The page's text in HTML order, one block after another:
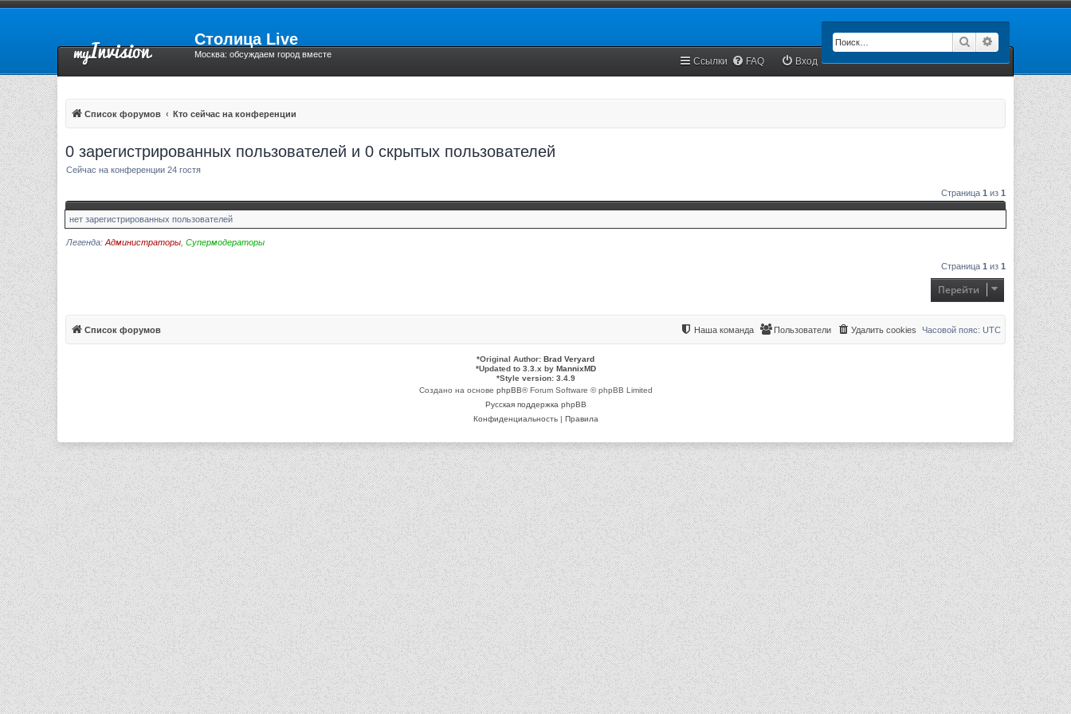
Столица Live
Москва: обсуждаем город вместе
Поиск
Ссылки FAQ Вход
Список форумов Кто сейчас на конференции
0 зарегистрированных пользователей и 0 скрытых пользователей
Сейчас на конференции 24 гостя
Страница 1 из 1
нет зарегистрированных пользователей
Легенда: Администраторы Супермодераторы
Страница 1 из 1
Перейти
Список форумов Часовой пояс: UTC
Удалить cookies
Пользователи
Наша команда
*Original Author: Brad Veryard
*Updated to 3.3.x by MannixMD
*Style version: 3.4.9
Создано на основе phpBB® Forum Software © phpBB Limited
Русская поддержка phpBB
Конфиденциальность| Правила